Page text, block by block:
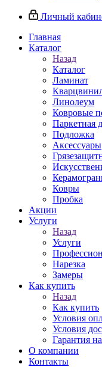
Личный
Главная
Каталог
Назад
Каталог
Ламинат
Линолеум
Ковровые
Паркетная
Подложка
Аксессуары
Ковры
Пробка
Акции
Услуги
Назад
Услуги
Нарезка
Замеры
Как купить
Назад
Как купить
Условия
Условия
Гарантия
О компании
Контакты